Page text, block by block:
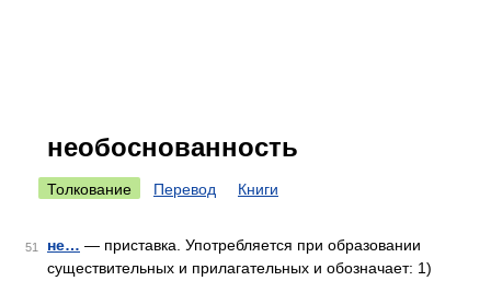
необоснованность
Толкование Перевод Книги
51 не… — приставка. Употребляется при образовании
существительных и прилагательных и обозначает: 1)